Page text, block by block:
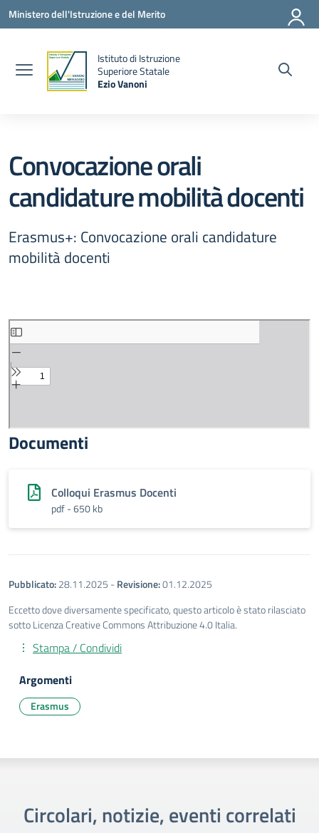
Vai ai contenuti
Vai al menu di navigazione
Vai al footer
Ministero dell'Istruzione e del Merito
Istituto di Istruzione
Superiore Statale
Ezio Vanoni
Convocazione orali
candidature mobilità docenti
Erasmus+: Convocazione orali candidature
mobilità docenti
Documenti
Colloqui Erasmus Docenti
pdf - 650 kb
Pubblicato:28.11.2025 -Revisione:01.12.2025
Eccetto dove diversamente specificato, questo articolo è stato rilasciato
sotto Licenza Creative Commons Attribuzione 4.0 Italia.
Stampa / Condividi
Argomenti
Erasmus
Circolari, notizie, eventi correlati